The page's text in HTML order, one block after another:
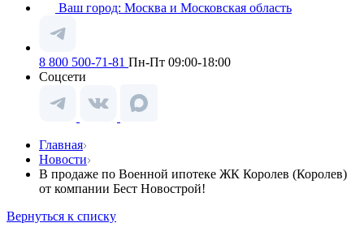
Ваш город: Москва и Московская область
8 800 500-71-81 Пн-Пт 09:00-18:00
Соцсети
Главная
Новости
В продаже по Военной ипотеке ЖК Королев (Королев)
от компании Бест Новострой!
Вернуться к списку